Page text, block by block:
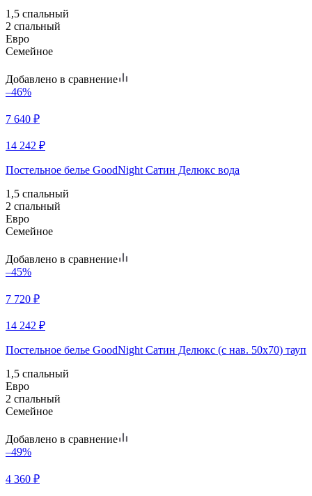
1,5 спальный
2 спальный
Евро
Семейное
Добавлено в сравнение
–46%
7 640 ₽
14 242 ₽
Постельное белье GoodNight Сатин Делюкс вода
1,5 спальный
2 спальный
Евро
Семейное
Добавлено в сравнение
–45%
7 720 ₽
14 242 ₽
Постельное белье GoodNight Сатин Делюкс (с нав. 50х70) тауп
1,5 спальный
Евро
2 спальный
Семейное
Добавлено в сравнение
–49%
4 360 ₽